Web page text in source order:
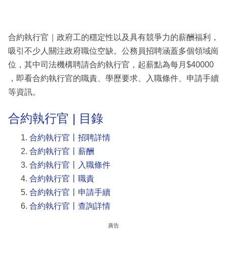
區
合約執行官｜政府工的穩定性以及具有競爭力的薪酬福利，
吸引不少人關注政府職位空缺。公務員招聘涵蓋多個領域崗
位，其中司法機構聘請合約執行官，起薪點為每月$40000
，即看合約執行官的職責、學歷要求、入職條件、申請手續
等資訊。
合約執行官 | 目錄
合約執行官丨招聘詳情
合約執行官丨薪酬
合約執行官丨入職條件
合約執行官丨職責
合約執行官丨申請手續
合約執行官丨查詢詳情
廣告